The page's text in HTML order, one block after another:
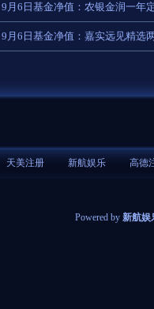
9月6日基金净值：农银金润一年
9月6日基金净值：嘉实远见精选
天美注册 新航娱乐 高德
Powered by 新航娱